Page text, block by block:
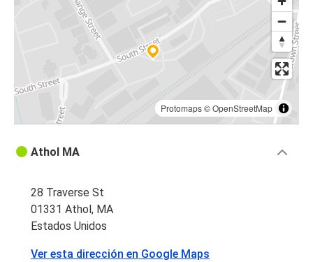
Protomaps©OpenStreetMap
Athol MA
28 Traverse St
01331 Athol, MA
Estados Unidos
Ver esta dirección en Google Maps